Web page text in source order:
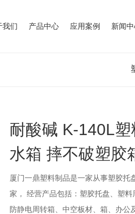
我们 产品中心 应用案例 新闻
耐酸碱 K-140L
水箱 摔不破塑胶
厦门一鼎塑料制品是一家从事塑胶
家， 经营产品包括：塑胶托盘、塑
防静电周转箱、中空板材、箱、办公